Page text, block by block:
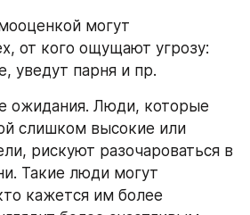
могут
от кого ощущают угрозу:
уведут парня и пр.
ожидания. Люди, которые
слишком высокие или
рискуют разочароваться в
Такие люди могут
кажется им более